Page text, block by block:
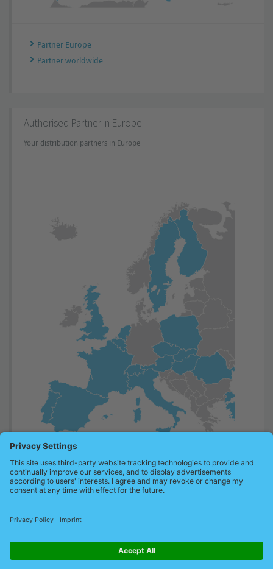
Partner Europe
Partner worldwide
Authorised Partner in Europe
Your distribution partners in Europe
Partner Europe
Partner worldwide